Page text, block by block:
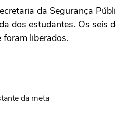
da Segurança
dos estudantes. Os seis
liberados.
da meta